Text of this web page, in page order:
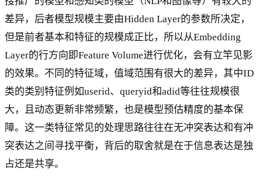
差异，后者模型规模主要由Hidden Layer的参数所决定，
但是前者基本和特征的规模成正比，所以从Embedding
Layer的行方向即Feature Volume进行优化，会有立竿见影
的效果。不同的特征域，值域范围有很大的差异，其中ID
类的类别特征例如userid、queryid和adid等往往规模很
大，且动态更新非常频繁，也是模型预估精度的基本保
障。这一类特征常见的处理思路往往在无冲突表达和有冲
突表达之间寻找平衡，背后的取舍就是在于信息表达是独
占还是共享。